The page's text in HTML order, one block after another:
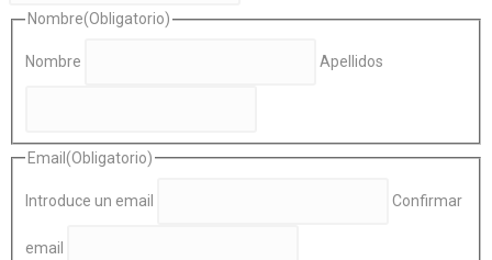
Nombre(Obligatorio)
Nombre Apellidos
Email (Obligatorio)
Introduce un email Confirmar
email